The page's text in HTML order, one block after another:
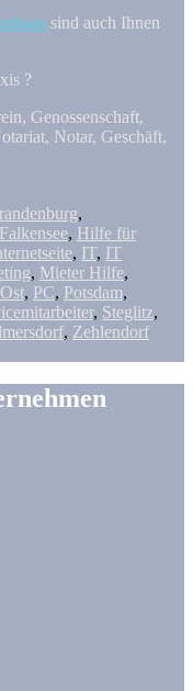
sind auch Ihnen
?
Genossenschaft,
Notar, Geschäft,
,
Falkensee, Hilfe für
, IT, IT
, Mieter Hilfe,
Ost, PC, Potsdam,
, Steglitz,
, Zehlendorf